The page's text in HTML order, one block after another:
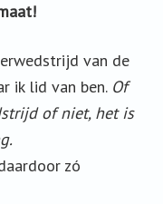
van de
ik lid van ben. Of
of niet, het is
zó